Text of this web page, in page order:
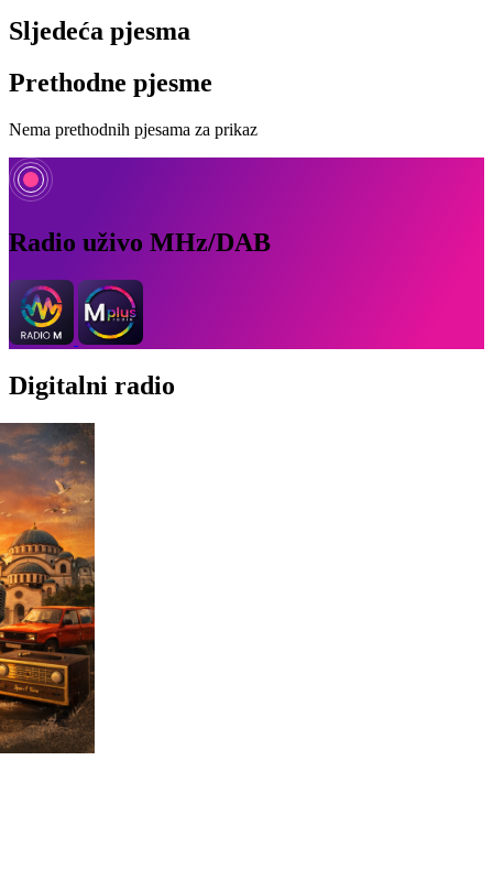
Sljedeća pjesma
Prethodne pjesme
Nema prethodnih pjesama za prikaz
Radio uživo MHz/DAB
Digitalni radio